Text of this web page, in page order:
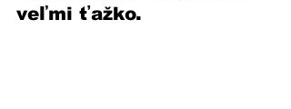
veľmi ťažko.